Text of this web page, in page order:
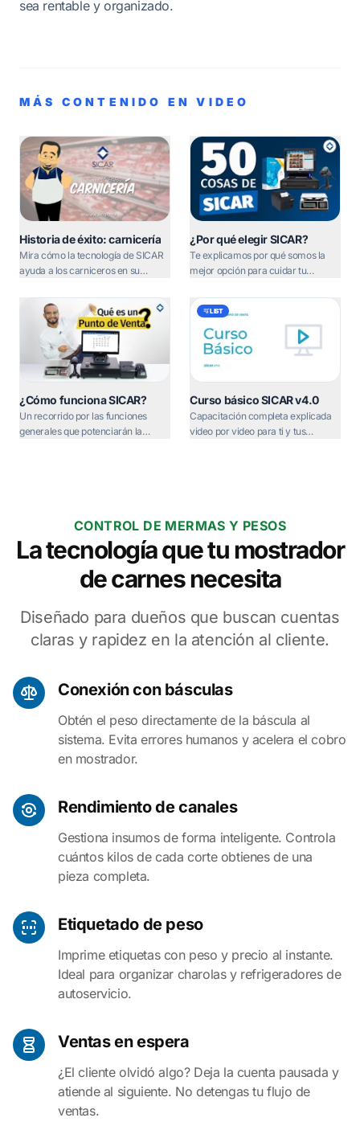
sea rentable y organizado.
MÁS CONTENIDO EN VIDEO
Historia de éxito: carnicería
Mira cómo la tecnología de SICAR
ayuda a los carniceros en su
¿Por qué elegir SICAR?
Te explicamos por qué somos la
mejor opción para cuidar tu
¿Cómo funciona SICAR?
Un recorrido por las funciones
generales que potenciarán la
LIST
Curso básico SICAR v4.0
Capacitación completa explicada
video por video para ti y tus
CONTROL DE MERMAS Y PESOS
La tecnología que tu mostrador
de carnes necesita
Diseñado para dueños que buscan cuentas
claras y rapidez en la atención al cliente.
Conexión con básculas
Obtén el peso directamente de la báscula al
sistema. Evita errores humanos y acelera el cobro
en mostrador.
Rendimiento de canales
Gestiona insumos de forma inteligente. Controla
cuántos kilos de cada corte obtienes de una
pieza completa.
Etiquetado de peso
Imprime etiquetas con peso y precio al instante.
Ideal para organizar charolas y refrigeradores de
autoservicio.
Ventas en espera
¿El cliente olvidó algo? Deja la cuenta pausada y
atiende al siguiente. No detengas tu flujo de
ventas.